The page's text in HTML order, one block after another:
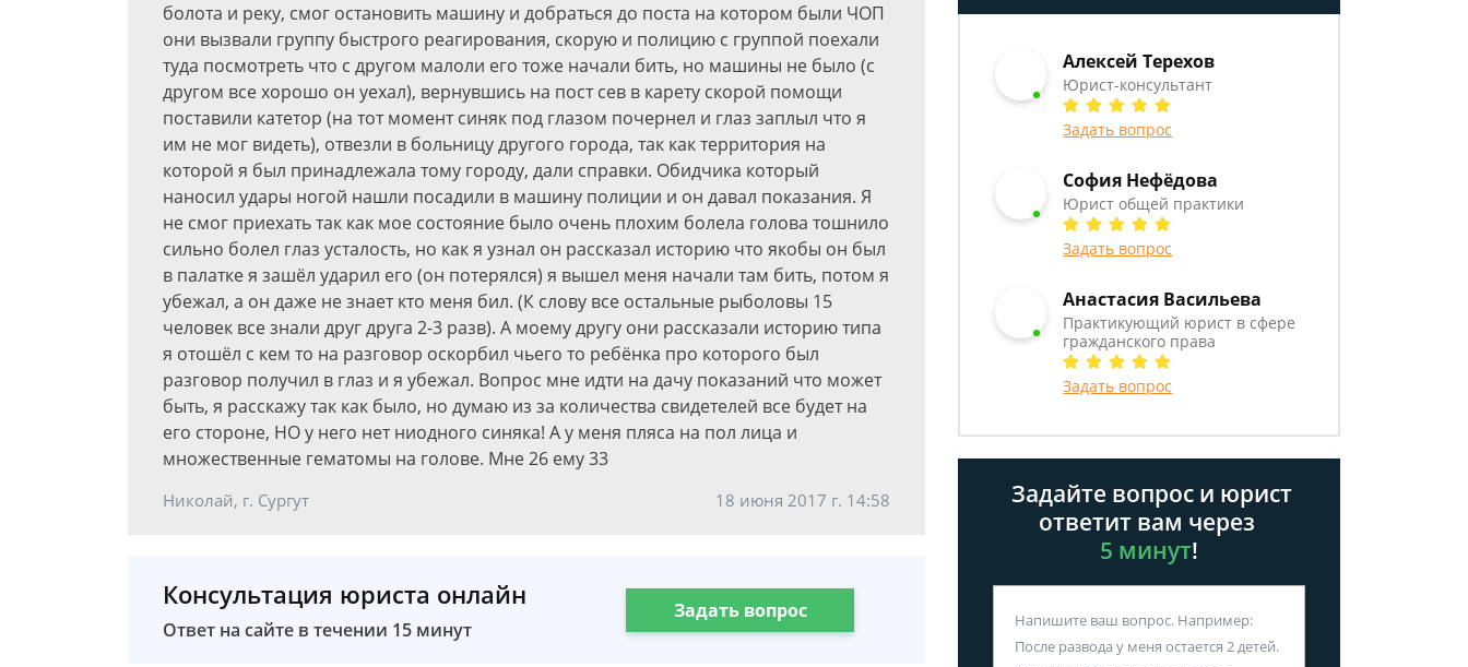
болота и реку, смог остановить машину и добраться до поста на котором были ЧОП
они вызвали группу быстрого реагирования, скорую и полицию с группой поехали
туда посмотреть что с другом малоли его тоже начали бить, но машины не было (с
другом все хорошо он уехал), вернувшись на пост сев в карету скорой помощи
поставили катетор (на тот момент синяк под глазом почернел и глаз заплыл что я
им не мог видеть), отвезли в больницу другого города, так как территория на
которой я был принадлежала тому городу, дали справки. Обидчика который
наносил удары ногой нашли посадили в машину полиции и он давал показания. Я
не смог приехать так как мое состояние было очень плохим болела голова тошнило
сильно болел глаз усталость, но как я узнал он рассказал историю что якобы он был
в палатке я зашёл ударил его (он потерялся) я вышел меня начали там бить, потом я
убежал, а он даже не знает кто меня бил. (К слову все остальные рыболовы 15
человек все знали друг друга 2-3 разв). А моему другу они рассказали историю типа
я отошёл с кем то на разговор оскорбил чьего то ребёнка про которого был
разговор получил в глаз и я убежал. Вопрос мне идти на дачу показаний что может
быть, я расскажу так как было, но думаю из за количества свидетелей все будет на
его стороне, НО у него нет ниодного синяка! А у меня пляса на пол лица и
множественные гематомы на голове. Мне 26 ему 33
Николай, г. Сургут 18 июня 2017 г. 14:58
Консультация юриста онлайн
Ответ на сайте в течении 15 минут
Задать вопрос
Алексей Терехов
Юрист-консультант
Задать вопрос
София Нефёдова
Юрист общей практики
Задать вопрос
Анастасия Васильева
Практикующий юрист в сфере
гражданского права
Задать вопрос
Задайте вопрос и юрист
ответит вам через
5 минут!